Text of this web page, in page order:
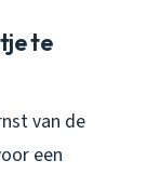
te
van de
een